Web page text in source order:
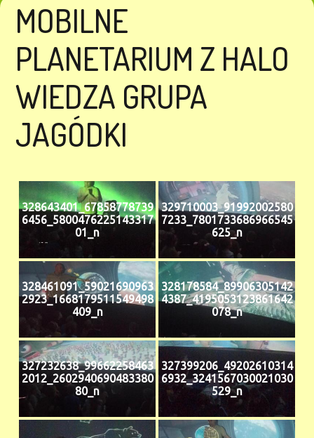
MOBILNE
PLANETARIUM Z HALO
WIEDZA GRUPA
JAGÓDKI
328643401_67858778739
6456_5800476225143317
01_n
329710003_91992002580
7233_7801733686966545
625_n
328461091_59021690963
2923_1668179511549498
409_n
328178584_89906305142
4387_4195053123861642
078_n
327232638_99662258463
2012_2602940690483380
80_n
327399206_49202610314
6932_3241567030021030
529_n